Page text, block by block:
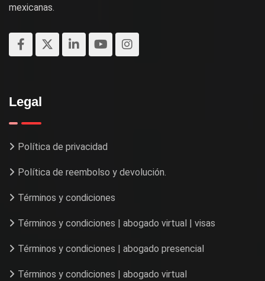
mexicanas.
Legal
Política de privacidad
Política de reembolso y devolución.
Términos y condiciones
Términos y condiciones | abogado virtual | visas
Términos y condiciones | abogado presencial
Términos y condiciones | abogado virtual